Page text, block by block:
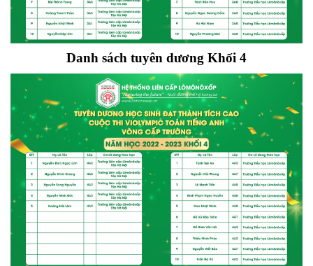
Danh sách tuyên dương Khối 4